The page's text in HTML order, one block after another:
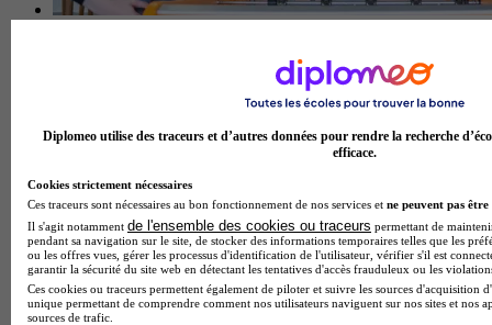
Cergy
Diplomeo utilise des traceurs et d’autres données pour rendre la recherche
efficace.
Cookies strictement nécessaires
Ces traceurs sont nécessaires au bon fonctionnement de nos services et ne peuvent pas être
Il s'agit notamment de l'ensemble des cookies ou traceurs permettant de
pendant sa navigation sur le site, de stocker des informations temporaires telles que les
ou les offres vues, gérer les processus d'identification de l'utilisateur, vérifier s'il est
garantir la sécurité du site web en détectant les tentatives d'accès frauduleux ou les
Ces cookies ou traceurs permettent également de piloter et suivre les sources d'acquisition
unique permettant de comprendre comment nos utilisateurs naviguent sur nos sites et nos
sources de trafic.